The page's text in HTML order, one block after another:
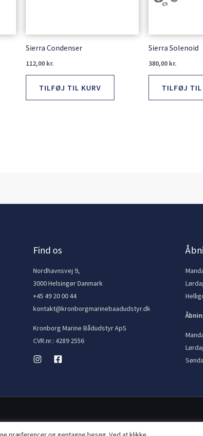
Sierra Condenser
112,00 kr.
TILFØJ TIL KURV
Sierra Solenoid
380,00 kr.
TILFØJ TIL
Find os
Nordhavnsvej 9,
3000 Helsingør Danmark
+45 49 20 00 44
kontakt@kronborgmarinebaadudstyr.dk
Kronborg Marine Bådudstyr ApS
CVR.nr.: 4289 2556